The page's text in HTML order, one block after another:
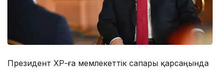
Президент ҚХР-ға мемлекеттік сапары қарсаңында